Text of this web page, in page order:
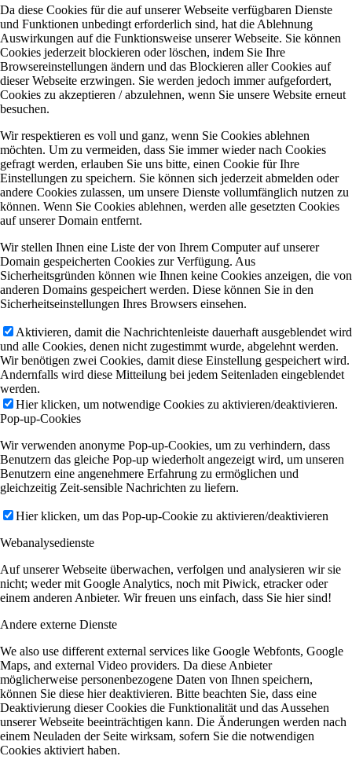
Da diese Cookies für die auf unserer Webseite verfügbaren Dienste
und Funktionen unbedingt erforderlich sind, hat die Ablehnung
Auswirkungen auf die Funktionsweise unserer Webseite. Sie können
Cookies jederzeit blockieren oder löschen, indem Sie Ihre
Browsereinstellungen ändern und das Blockieren aller Cookies auf
dieser Webseite erzwingen. Sie werden jedoch immer aufgefordert,
Cookies zu akzeptieren / abzulehnen, wenn Sie unsere Website erneut
besuchen.
Wir respektieren es voll und ganz, wenn Sie Cookies ablehnen
möchten. Um zu vermeiden, dass Sie immer wieder nach Cookies
gefragt werden, erlauben Sie uns bitte, einen Cookie für Ihre
Einstellungen zu speichern. Sie können sich jederzeit abmelden oder
andere Cookies zulassen, um unsere Dienste vollumfänglich nutzen zu
können. Wenn Sie Cookies ablehnen, werden alle gesetzten Cookies
auf unserer Domain entfernt.
Wir stellen Ihnen eine Liste der von Ihrem Computer auf unserer
Domain gespeicherten Cookies zur Verfügung. Aus
Sicherheitsgründen können wie Ihnen keine Cookies anzeigen, die von
anderen Domains gespeichert werden. Diese können Sie in den
Sicherheitseinstellungen Ihres Browsers einsehen.
Aktivieren, damit die Nachrichtenleiste dauerhaft ausgeblendet wird
und alle Cookies, denen nicht zugestimmt wurde, abgelehnt werden.
Wir benötigen zwei Cookies, damit diese Einstellung gespeichert wird.
Andernfalls wird diese Mitteilung bei jedem Seitenladen eingeblendet
werden.
Hier klicken, um notwendige Cookies zu aktivieren/deaktivieren.
Pop-up-Cookies
Wir verwenden anonyme Pop-up-Cookies, um zu verhindern, dass
Benutzern das gleiche Pop-up wiederholt angezeigt wird, um unseren
Benutzern eine angenehmere Erfahrung zu ermöglichen und
gleichzeitig Zeit-sensible Nachrichten zu liefern.
Hier klicken, um das Pop-up-Cookie zu aktivieren/deaktivieren
Webanalysedienste
Auf unserer Webseite überwachen, verfolgen und analysieren wir sie
nicht; weder mit Google Analytics, noch mit Piwick, etracker oder
einem anderen Anbieter. Wir freuen uns einfach, dass Sie hier sind!
Andere externe Dienste
We also use different external services like Google Webfonts, Google
Maps, and external Video providers. Da diese Anbieter
möglicherweise personenbezogene Daten von Ihnen speichern,
können Sie diese hier deaktivieren. Bitte beachten Sie, dass eine
Deaktivierung dieser Cookies die Funktionalität und das Aussehen
unserer Webseite beeinträchtigen kann. Die Änderungen werden nach
einem Neuladen der Seite wirksam, sofern Sie die notwendigen
Cookies aktiviert haben.